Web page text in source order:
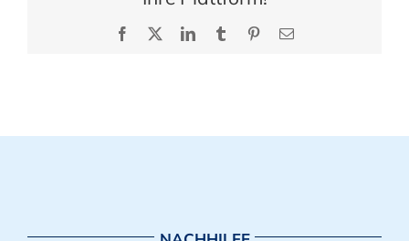
Facebook LinkedInTumblr Pinterest
E-